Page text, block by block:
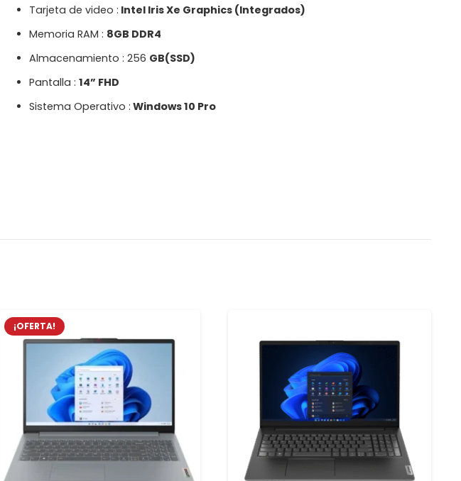
Tarjeta de video : Intel Iris Xe Graphics (Integrados)
Memoria RAM : 8GB DDR4
Almacenamiento : 256 GB(SSD)
Pantalla : 14” FHD
Sistema Operativo : Windows 10 Pro
¡OFERTA!